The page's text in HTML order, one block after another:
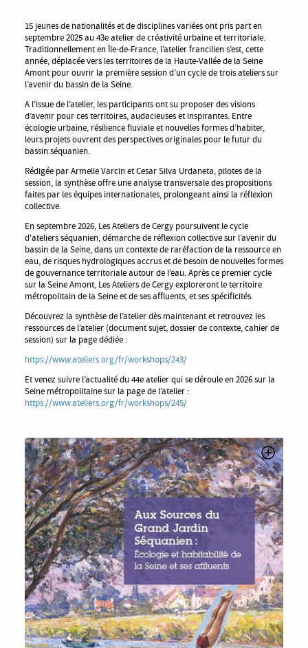
15 jeunes de nationalités et de disciplines variées ont pris part en
septembre 2025 au 43e atelier de créativité urbaine et territoriale.
Traditionnellement en Île-de-France, l’atelier francilien s’est, cette
année, déplacée vers les territoires de la Haute-Vallée de la Seine
Amont pour ouvrir la première session d’un cycle de trois ateliers sur
l’avenir du bassin de la Seine.
A l’issue de l’atelier, les participants ont su proposer des visions
d’avenir pour ces territoires, audacieuses et inspirantes. Entre
écologie urbaine, résilience fluviale et nouvelles formes d’habiter,
leurs projets ouvrent des perspectives originales pour le futur du
bassin séquanien.
Rédigée par Armelle Varcin et Cesar Silva Urdaneta, pilotes de la
session, la synthèse offre une analyse transversale des propositions
faites par les équipes internationales, prolongeant ainsi la réflexion
collective.
En septembre 2026, Les Ateliers de Cergy poursuivent le cycle
d'ateliers séquanien, démarche de réflexion collective sur l’avenir du
bassin de la Seine, dans un contexte de raréfaction de la ressource en
eau, de risques hydrologiques accrus et de besoin de nouvelles formes
de gouvernance territoriale autour de l’eau. Après ce premier cycle
sur la Seine Amont, Les Ateliers de Cergy exploreront le territoire
métropolitain de la Seine et de ses affluents, et ses spécificités.
Découvrez la synthèse de l’atelier dès maintenant et retrouvez les
ressources de l’atelier (document sujet, dossier de contexte, cahier de
session) sur la page dédiée :
https://www.ateliers.org/fr/workshops/243/
Et venez suivre l’actualité du 44e atelier qui se déroule en 2026 sur la
Seine métropolitaine sur la page de l’atelier :
https://www.ateliers.org/fr/workshops/245/